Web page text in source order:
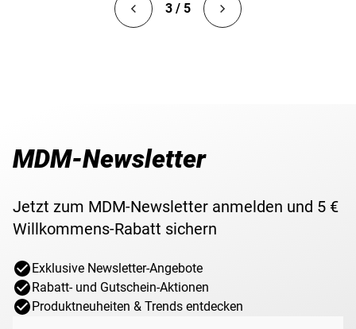
3 / 5
MDM-Newsletter
Jetzt zum MDM-Newsletter anmelden und 5 €
Willkommens-Rabatt sichern
Exklusive Newsletter-Angebote
Rabatt- und Gutschein-Aktionen
Produktneuheiten & Trends entdecken